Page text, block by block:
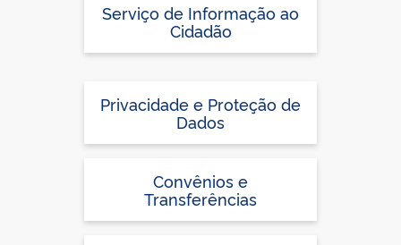
Serviço de Informação ao
Cidadão
Privacidade e Proteção de
Dados
Convênios e
Transferências